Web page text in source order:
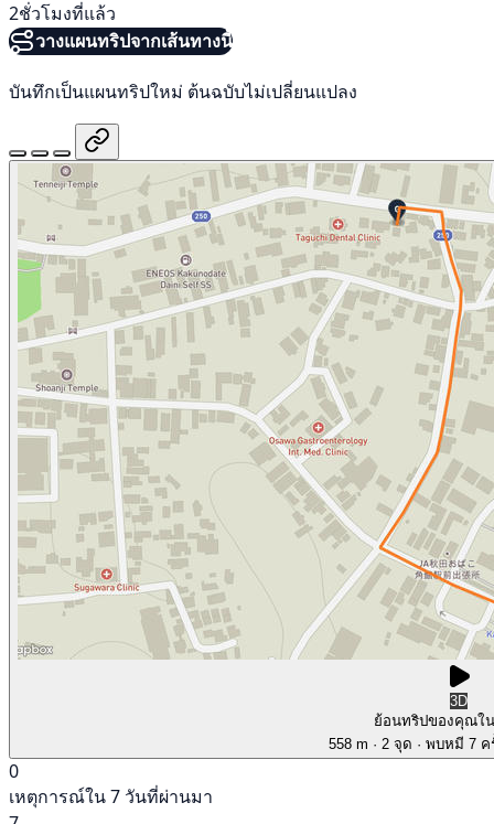
2ชั่วโมงที่แล้ว
วางแผนทริปจากเส้นทางนี้
บันทึกเป็นแผนทริปใหม่ ต้นฉบับไม่เปลี่ยนแปลง
3D
ย้อนทริปของคุณใ
558 m · 2 จุด · พบหมี 7
0
เหตุการณ์ใน 7 วันที่ผ่านมา